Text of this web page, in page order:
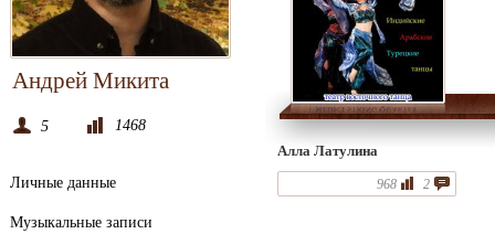
Андрей Микита
5 1468
Личные данные
Музыкальные записи
Алла Латулина
2
968